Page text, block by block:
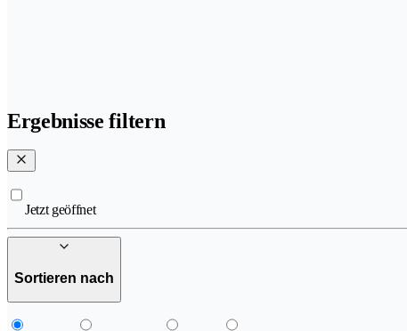
Ergebnisse filtern
Jetzt geöffnet
Sortieren nach